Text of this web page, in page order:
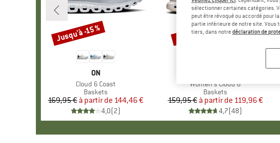
MARQUE
ON
Article
Cloud 6 Coast
Product group
Baskets
Prix
169,95 € Prix réduit
à partir de 144,46 €
4,0(2)
Remise
Jusqu'à -15 %
Article
Women's Cloud 6
Product group
Baskets
Prix
159,95 € Prix réduit
à partir de 119,96 €
4,7(48)
Remise
Jusqu'à -25 %
sélectionner certaines catégories.
peut être révoqué ou accordé pour
partie inférieure de notre site.
tiers, dans notredéclaration de